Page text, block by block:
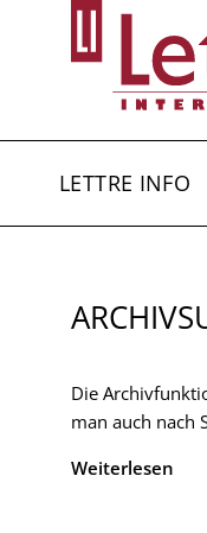
LETTRE INFO
Die
man auch nach
Weiterlesen